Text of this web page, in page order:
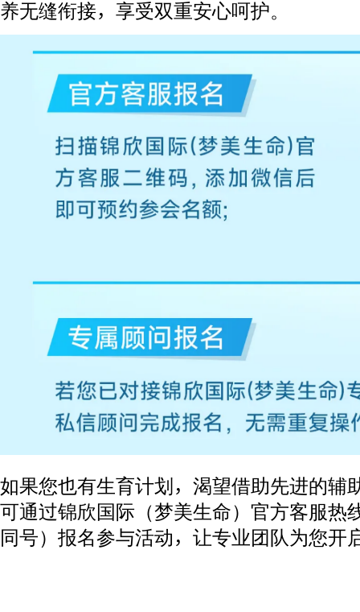
养无缝衔接，享受双重安心呵护。
如果您也有生育计划，渴望借助先进的辅
可通过锦欣国际（梦美生命）官方客服热
同号）报名参与活动，让专业团队为您开